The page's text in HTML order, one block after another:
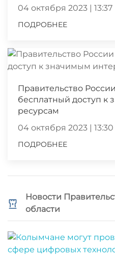
04 октября 2023 | 13:37
ПОДРОБНЕЕ
Правительство
бесплатный доступ к
ресурсам
04 октября 2023 | 13:30
ПОДРОБНЕЕ
Новости
области